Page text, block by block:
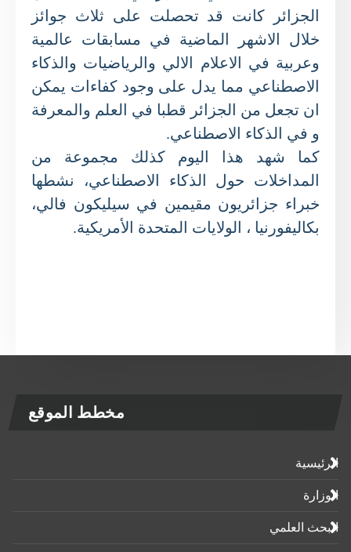
الجزائر كانت قد تحصلت على ثلاث جوائز
خلال الاشهر الماضية في مسابقات عالمية
وعربية في الاعلام الالي والرياضيات والذكاء
الاصطناعي مما يدل على وجود كفاءات يمكن
ان تجعل من الجزائر قطبا في العلم والمعرفة
و في الذكاء الاصطناعي.
كما شهد هذا اليوم كذلك مجموعة من
المداخلات حول الذكاء الاصطناعي، نشطها
خبراء جزائريون مقيمين في سيليكون فالي،
بكاليفورنيا ، الولايات المتحدة الأمريكية.
مخطط الموقع
الرئيسية
الوزارة
البحث العلمي